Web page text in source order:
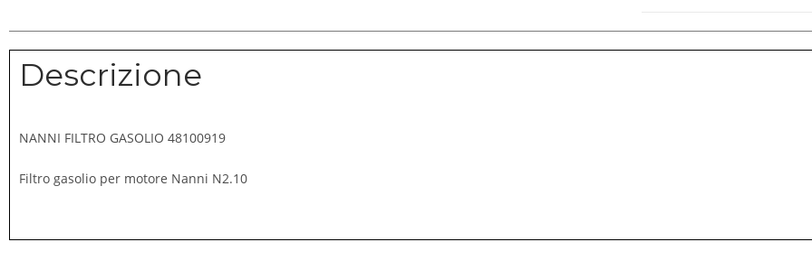
Descrizione
NANNI FILTRO GASOLIO 48100919
Filtro gasolio per motore Nanni N2.10